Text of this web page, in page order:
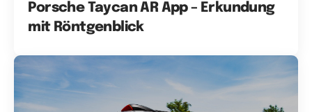
Porsche Taycan AR App – Erkundung
mit Röntgenblick